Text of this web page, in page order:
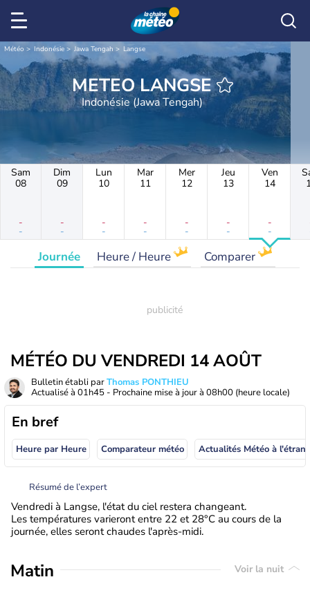
Météo Indonésie Jawa Tengah Langse
METEO LANGSE
Indonésie (Jawa Tengah)
Sam
08
-
-
Dim
09
-
-
Lun
10
-
-
Mar
11
-
-
Mer
12
-
-
Jeu
13
-
-
Ven
14
-
-
Journée Heure / Heure Comparer
MÉTÉO DU VENDREDI 14 AOÛT
Bulletin établi parThomas PONTHIEU
Actualisé à 01h45 - Prochaine mise à jour à 08h00 (heure locale)
En bref
Heure par Heure Comparateur météo
Résumé de l’expert
Vendredi à Langse, l'état du ciel restera changeant.
Les températures varieront entre 22 et 28°C au cours de la
journée, elles seront chaudes l'après-midi.
Matin Voir la nuit